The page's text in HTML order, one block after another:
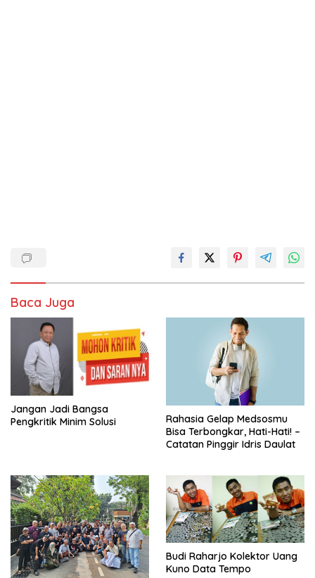
Baca Juga
Jangan Jadi Bangsa
Pengkritik Minim Solusi
Rahasia Gelap Medsosmu
Bisa Terbongkar, Hati-Hati! –
Catatan Pinggir Idris Daulat
Budi Raharjo Kolektor Uang
Kuno Data Tempo